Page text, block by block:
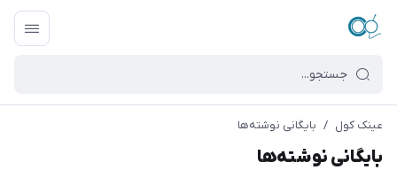
عینک کول / بایگانی نوشته‌ها
بایگانی نوشته‌ها